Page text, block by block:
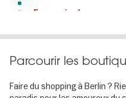
En savoir plus
3 L'Île aux Musées
En savoir plus
Parcourir les
Faire du shopping à Berlin ?